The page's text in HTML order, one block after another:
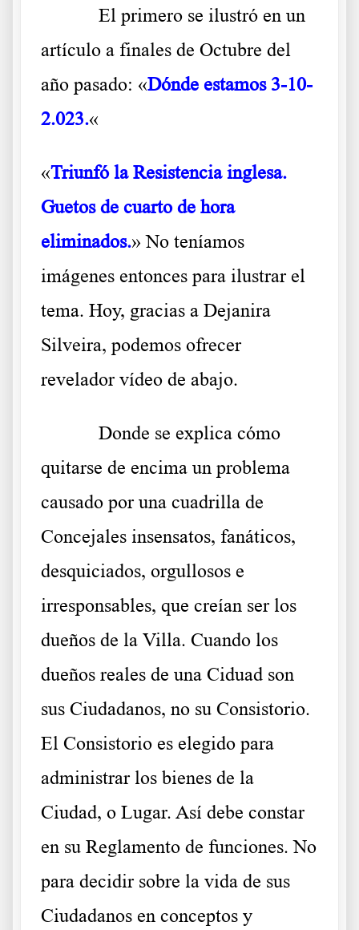
El primero se ilustró en un
artículo a finales de Octubre del
año pasado: «Dónde estamos 3-10-
2.023.«
«Triunfó la Resistencia inglesa.
Guetos de cuarto de hora
eliminados.» No teníamos
imágenes entonces para ilustrar el
tema. Hoy, gracias a Dejanira
Silveira, podemos ofrecer
revelador vídeo de abajo.
Donde se explica cómo
quitarse de encima un problema
causado por una cuadrilla de
Concejales insensatos, fanáticos,
desquiciados, orgullosos e
irresponsables, que creían ser los
dueños de la Villa. Cuando los
dueños reales de una Ciduad son
sus Ciudadanos, no su Consistorio.
El Consistorio es elegido para
administrar los bienes de la
Ciudad, o Lugar. Así debe constar
en su Reglamento de funciones. No
para decidir sobre la vida de sus
Ciudadanos en conceptos y